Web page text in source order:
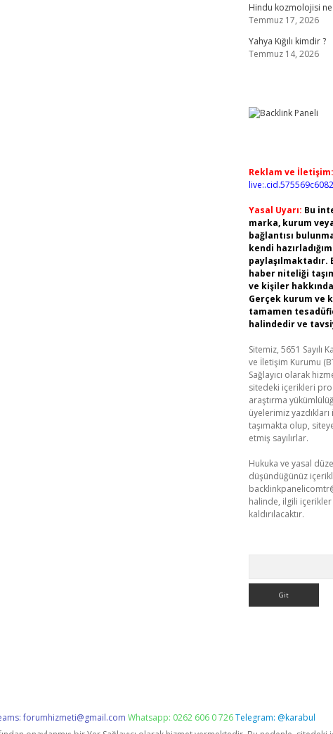
Hindu kozmolojisi
Temmuz 17, 2026
Yahya Kığılı kimdir ?
Temmuz 14, 2026
Reklam ve İletişim:
Yasal Uyarı: Bu
marka, kurum
bağlantısı
kendi
haber niteliği
ve kişiler
Gerçek kurum ve
tamamen
halindedir ve
Sitemiz, 5651 Sayılı
ve İletişim Kurumu
Sağlayıcı olarak
sitedeki içerikleri
araştırma
üyelerimiz
taşımakta olup,
etmiş sayılırlar.
Hukuka ve yasal
düşündüğünüz
halinde, ilgili
kaldırılacaktır.
forumhizmeti@gmail.com Whatsapp: 0262 606 0 726Telegram: @karabul